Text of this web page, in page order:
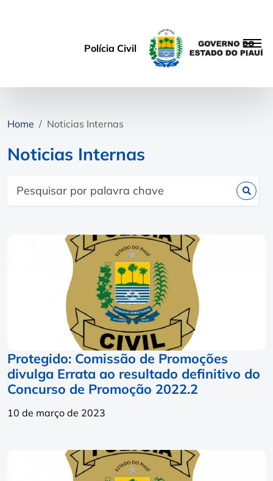
Polícia Civil
Home Noticias Internas
Noticias Internas
Protegido: Comissão de Promoções
divulga Errata ao resultado definitivo do
Concurso de Promoção 2022.2
10 de março de 2023